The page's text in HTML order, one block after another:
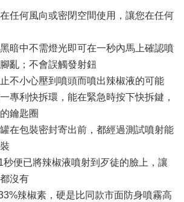
任何風向或密閉空間使用，讓您在任何
暗中不需燈光即可在一秒內馬上確認噴
亂；不會誤觸發射鈕
不小心壓到噴頭而噴出辣椒液的可能
專利快拆環，能在緊急時按下快拆鍵，
鑰匙圈
在包裝密封寄出前，都經過測試噴射能
秒便已將辣椒液噴射到歹徒的臉上，讓
沒有
辣椒素，硬是比同款市面防身噴霧高